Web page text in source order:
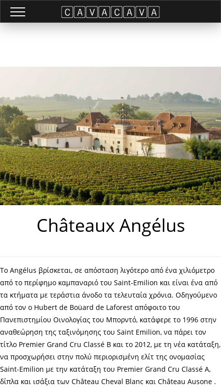
Châteaux Angélus
Το Angélus βρίσκεται, σε απόσταση λιγότερο από ένα χιλιόμετρο
από το περίφημο καμπαναριό του Saint-Emilion και είναι ένα από
τα κτήματα με τεράστια άνοδο τα τελευταία χρόνια. Οδηγούμενο
από τον ο Hubert de Boüard de Laforest απόφοιτο του
Πανεπιστημίου Οινολογίας του Μπορντό, κατάφερε το 1996 στην
αναθεώρηση της ταξινόμησης του Saint Emilion, να πάρει τον
τίτλο Premier Grand Cru Classé Β και το 2012, με τη νέα κατάταξη,
να προσχωρήσει στην πολύ περιορισμένη ελίτ της ονομασίας
Saint-Emilion με την κατάταξη του Premier Grand Cru Classé Α,
δίπλα και ισάξια των Château Cheval Blanc και Château Ausone .